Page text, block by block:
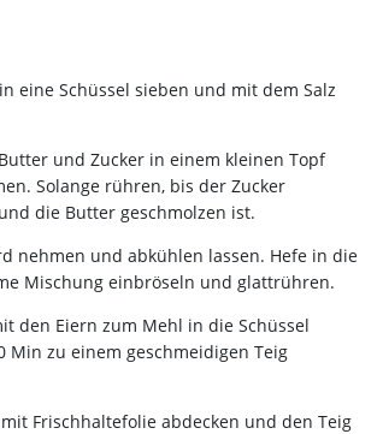
eine Schüssel sieben und mit dem Salz
und Zucker in einem kleinen Topf
Solange rühren, bis der Zucker
die Butter geschmolzen ist.
nehmen und abkühlen lassen. Hefe in die
Mischung einbröseln und glattrühren.
den Eiern zum Mehl in die Schüssel
Min zu einem geschmeidigen Teig
Frischhaltefolie abdecken und den Teig